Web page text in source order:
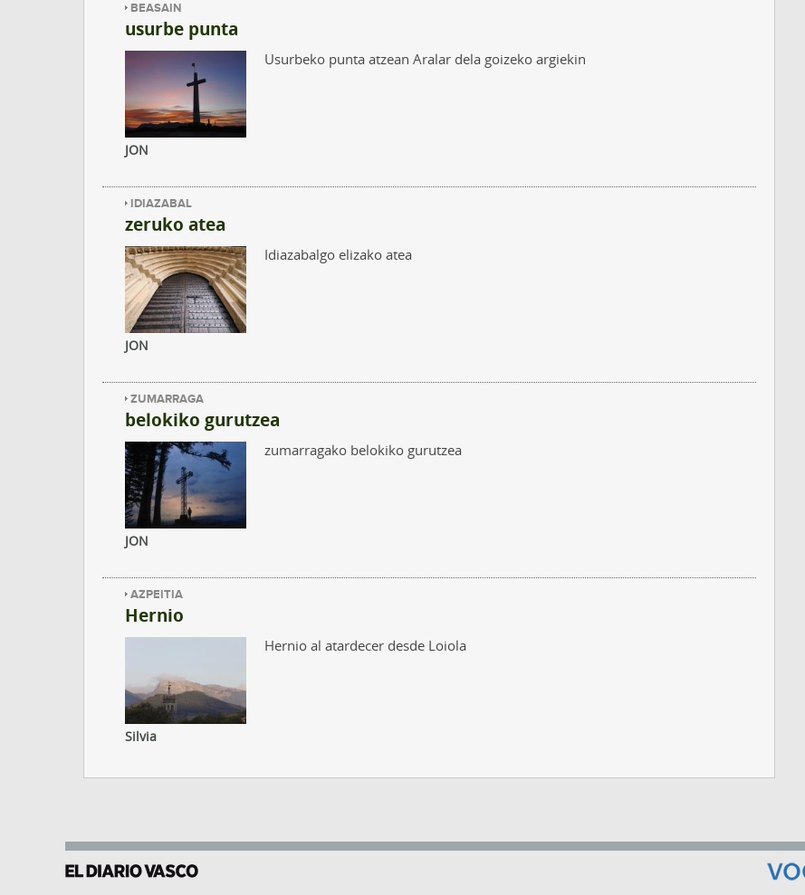
BEASAIN
usurbe punta
Usurbeko punta atzean Aralar dela goizeko argiekin
JON
IDIAZABAL
zeruko atea
Idiazabalgo elizako atea
JON
ZUMARRAGA
belokiko gurutzea
zumarragako belokiko gurutzea
JON
AZPEITIA
Hernio
Hernio al atardecer desde Loiola
Silvia